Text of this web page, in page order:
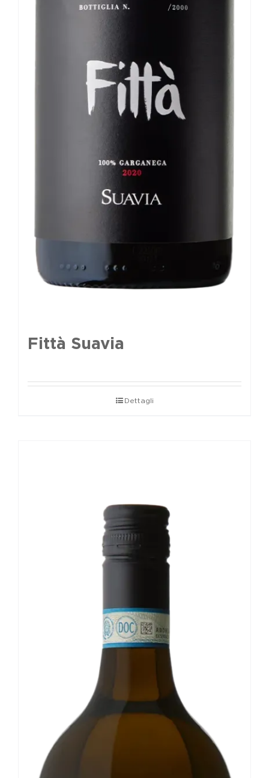
Fittà Suavia
Dettagli